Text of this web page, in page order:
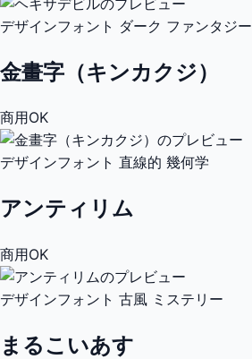
デザインフォント ダーク ファンタジー
金畫字（キンカクジ）
商用OK
デザインフォント 直線的 幾何学
アンティリム
商用OK
デザインフォント 古風 ミステリー
まるこいあす